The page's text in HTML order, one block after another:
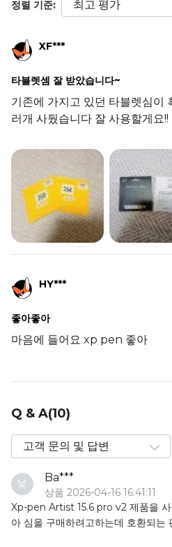
정렬 기준:
XF***
타블렛셈 잘 받았습니다~
기존에 가지고 있던 타블렛심이
러개 사뒀습니다 잘 사용할게요!!
HY***
좋아좋아
마음에 들어요 xp pen 좋아
Q & A(10)
Ba***
상품 2026-04-16 16:41:11
Xp-pen Artist 15.6 pro v2 제품을
아 심을 구매하려고하는데 호환되는